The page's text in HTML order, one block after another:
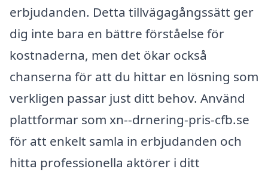
erbjudanden. Detta tillvägagångssätt ger
dig inte bara en bättre förståelse för
kostnaderna, men det ökar också
chanserna för att du hittar en lösning som
verkligen passar just ditt behov. Använd
plattformar som xn--drnering-pris-cfb.se
för att enkelt samla in erbjudanden och
hitta professionella aktörer i ditt